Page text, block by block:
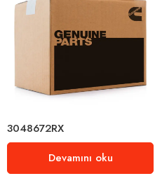
3048672RX
Devamını oku